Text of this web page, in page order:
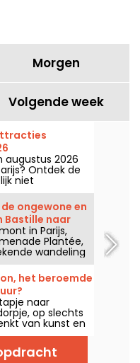
Morgen
Volgende week
augustus 2026
Ontdek de
niet
of
aan de
ongewone en
Bastille naar
in Parijs,
Plantée,
wandeling
op een groene
Bois de
des Arts. Het is
manier om
de drukte van
het beroemde
naar
op slechts
van kunst en
bos van
tips voor het
weg.